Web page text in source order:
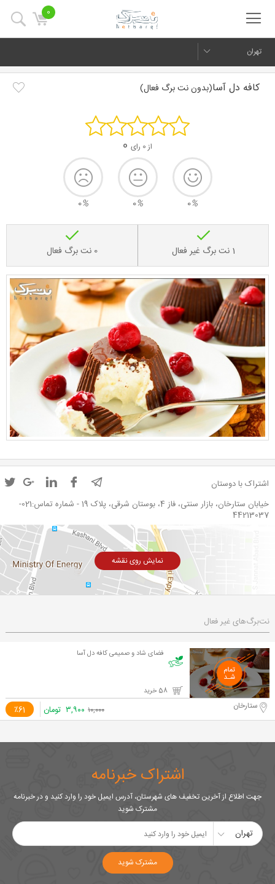
0
تهران
کافه دل آسا(بدون نت برگ فعال)
از 0 رای 0
0%
0%
0%
1 نت برگ غیر فعال 0 نت برگ فعال
اشتراک با دوستان
خیابان ستارخان، بازار سنتی، فاز 4، بوستان شرقی، پلاک 19 - شماره تماس:021-
44213037
نمایش روی نقشه
نت‌برگ‌های غیر فعال
فضای شاد و صمیمی کافه دل آسا
٪61 ستارخان ۱۰,۰۰۰ ۳,۹۰۰ تومان
اشتراک خبرنامه
جهت اطلاع از آخرین تخفیف های شهرستان، آدرس ایمیل خود را وارد کنید و در خبرنامه
مشترک شوید
تهران
مشترک شوید